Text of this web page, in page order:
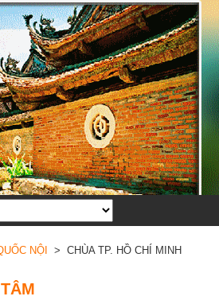
NỘI > CHÙA TP. HỒ CHÍ MINH